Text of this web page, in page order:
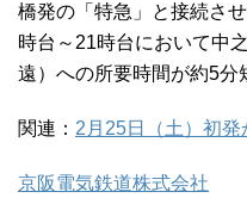
橋発の「特急」と接続さ
時台～21時台において中
遠）への所要時間が約5分
関連： 2月25日（土）初
京阪電気鉄道株式会社